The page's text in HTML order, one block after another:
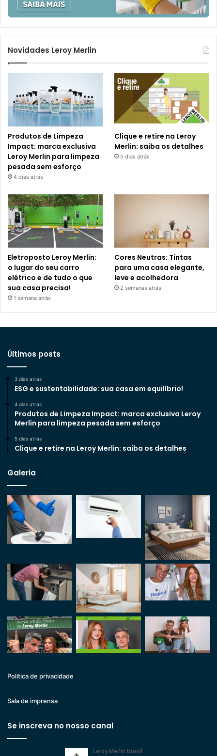
Novidades Leroy Merlin
Produtos de Limpeza
Impact: marca exclusiva
Leroy Merlin para limpeza
pesada sem esforço
4 dias atrás
Clique e retire na Leroy
Merlin: saiba os detalhes
5 dias atrás
Eletroposto Leroy Merlin:
o lugar do seu carro
elétrico e de tudo o que
sua casa precisa!
1 semana atrás
Cores Neutras: Tintas
para uma casa elegante,
leve e acolhedora
2 semanas atrás
Últimos posts
3 dias atrás
ESG e sustentabilidade: sua casa em equilíbrio!
4 dias atrás
Produtos de Limpeza Impact: marca exclusiva Leroy
Merlin para limpeza pesada sem esforço
5 dias atrás
Clique e retire na Leroy Merlin: saiba os detalhes
Galeria
Politica de privacidade
Sala de imprensa
Se inscreva no nosso canal